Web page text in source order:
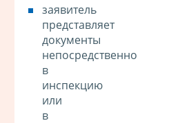
заявитель
представляет
документы
непосредственно
в
инспекцию
или
в